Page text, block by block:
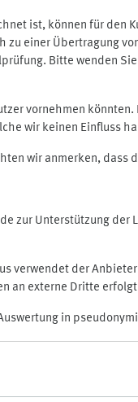
ist, können für den
einer Übertragung
Bitte wenden
vornehmen
wir keinen Einfluss
wir anmerken,
Unterstützung der
verwendet der
an externe Dritte
in